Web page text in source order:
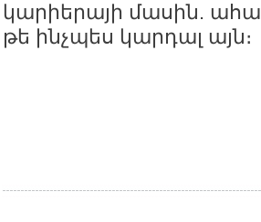
կարիերայի մասին. ահա
թե ինչպես կարդալ այն։